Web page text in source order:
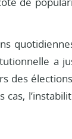
a
des
cas,